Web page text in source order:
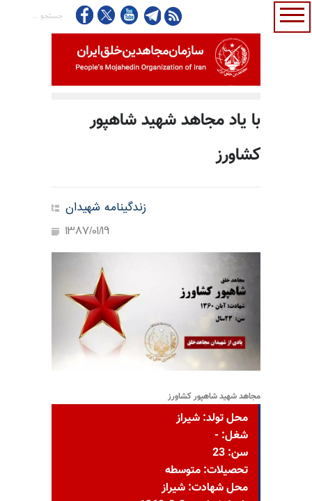
با یاد مجاهد شهید شاهپور
کشاورز
زندگینامه شهیدان
1387/01/19
مجاهد شهید شاهپور کشاورز
محل تولد: شيراز
شغل: -
سن: 23
تحصیلات: متوسطه
محل شهادت: شیراز